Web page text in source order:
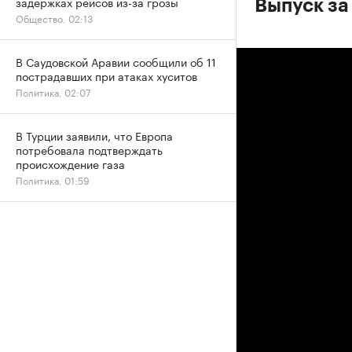
Выпуск
Общество, 02:13
В Саудовской Аравии сообщили об 11
пострадавших при атаках хуситов
Политика, 02:07
В Турции заявили, что Европа
потребовала подтверждать
происхождение газа
Политика, 01:59